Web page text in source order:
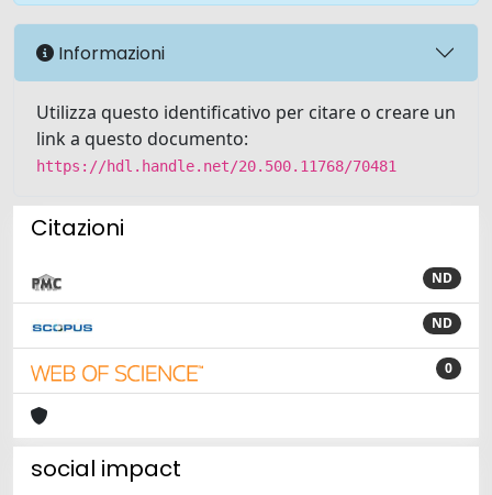
Informazioni
Utilizza questo identificativo per citare o creare un
link a questo documento:
https://hdl.handle.net/20.500.11768/70481
Citazioni
ND
ND
0
social impact